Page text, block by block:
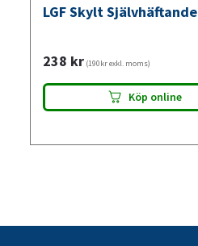
LGF Skylt Självhäftande
238 kr (190kr exkl. moms)
Köp online